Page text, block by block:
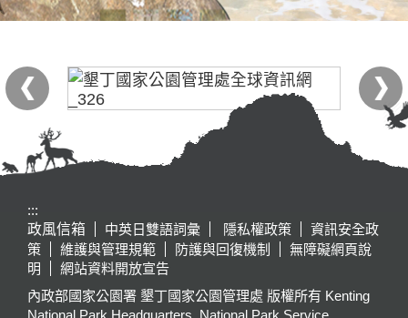
:::
政風信箱
中英日雙語詞彙 隱私權政策
資訊安全政
策
維護與管理規範 防護與回復機制
無障礙網頁說
明
網站資料開放宣告
內政部國家公園署 墾丁國家公園管理處 版權所有 Kenting
National Park Headquarters, National Park Service,